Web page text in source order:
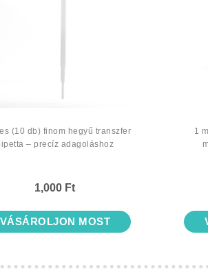
(10 db) finom hegyű transzfer
– precíz adagoláshoz
1,000 Ft
VÁSÁROLJON MOST
1